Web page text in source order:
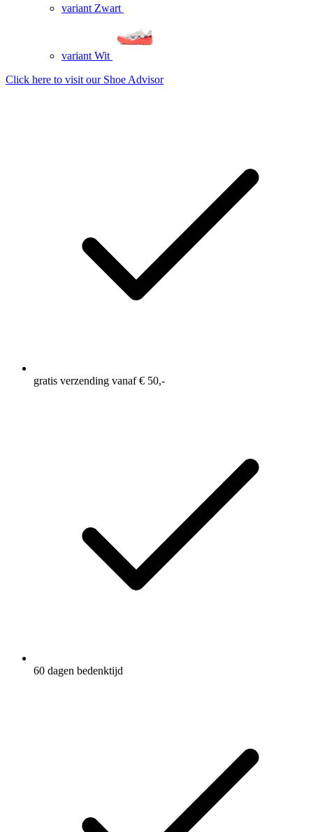
variant Zwart
variant Wit
Click here to visit our Shoe Advisor
gratis verzending vanaf € 50,-
60 dagen bedenktijd